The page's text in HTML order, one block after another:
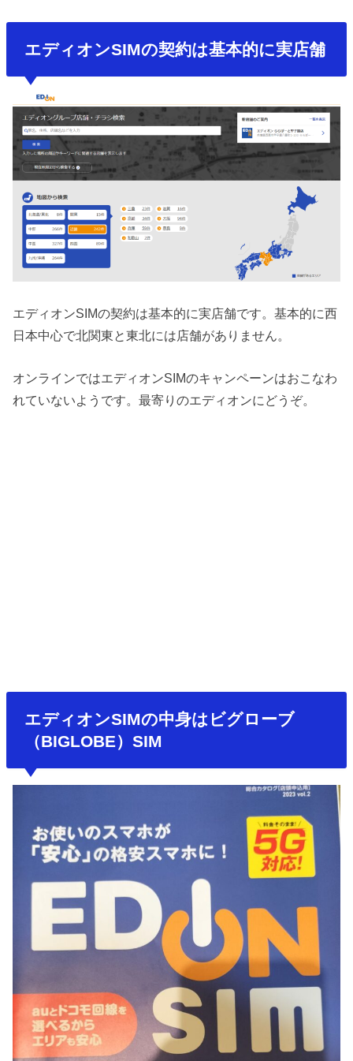
エディオンSIMの契約は基本的に実店舗
エディオンSIMの契約は基本的に実店舗です。基本的に西
日本中心で北関東と東北には店舗がありません。
オンラインではエディオンSIMのキャンペーンはおこなわ
れていないようです。最寄りのエディオンにどうぞ。
エディオンSIMの中身はビグローブ
（BIGLOBE）SIM